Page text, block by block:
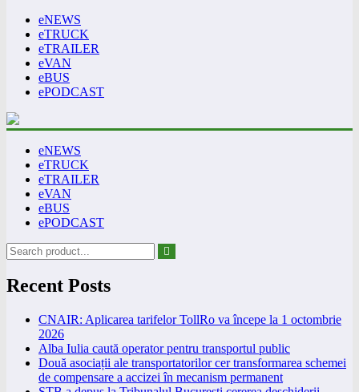
eNEWS
eTRUCK
eTRAILER
eVAN
eBUS
ePODCAST
eNEWS
eTRUCK
eTRAILER
eVAN
eBUS
ePODCAST
Recent Posts
CNAIR: Aplicarea tarifelor TollRo va începe la 1 octombrie
2026
Alba Iulia caută operator pentru transportul public
Două asociații ale transportatorilor cer transformarea schemei
de compensare a accizei în mecanism permanent